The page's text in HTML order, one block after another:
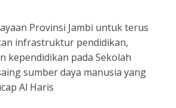
Provinsi Jambi untuk terus
infrastruktur pendidikan,
kependidikan pada Sekolah
sumber daya manusia yang
Al Haris